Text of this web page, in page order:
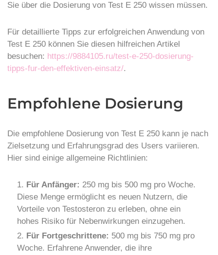
Sie über die Dosierung von Test E 250 wissen müssen.
Für detaillierte Tipps zur erfolgreichen Anwendung von
Test E 250 können Sie diesen hilfreichen Artikel
besuchen: https://9884105.ru/test-e-250-dosierung-
tipps-fur-den-effektiven-einsatz/.
Empfohlene Dosierung
Die empfohlene Dosierung von Test E 250 kann je nach
Zielsetzung und Erfahrungsgrad des Users variieren.
Hier sind einige allgemeine Richtlinien:
Für Anfänger: 250 mg bis 500 mg pro Woche.
Diese Menge ermöglicht es neuen Nutzern, die
Vorteile von Testosteron zu erleben, ohne ein
hohes Risiko für Nebenwirkungen einzugehen.
Für Fortgeschrittene: 500 mg bis 750 mg pro
Woche. Erfahrene Anwender, die ihre